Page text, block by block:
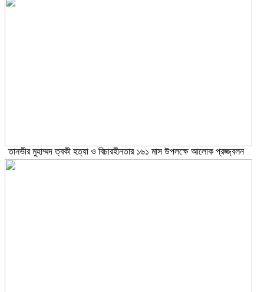
তানভীর মুহাম্মদ ত্বকী হত্যা ও বিচারহীনতার ১৬১ মাস উপলক্ষে আলোক প্রজ্জ্বলন